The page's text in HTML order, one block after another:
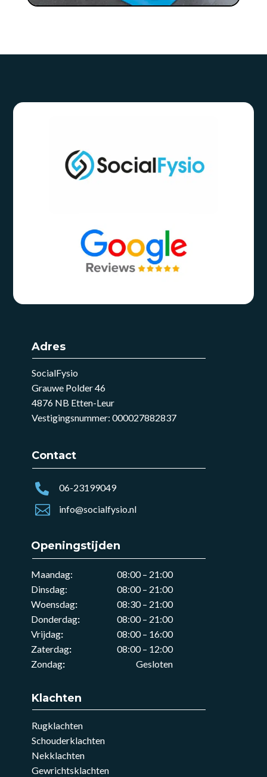
Adres
SocialFysio
Grauwe Polder 46
4876 NB Etten-Leur
Vestigingsnummer: 000027882837
Contact
 06-23199049
 info@socialfysio.nl
Openingstijden
Maandag:
08:00 – 21:00
Dinsdag:
08:00 – 21:00
Woensdag:
08:30 – 21:00
Donderdag:
08:00 – 21:00
Vrijdag:
08:00 – 16:00
Zaterdag:
08:00 – 12:00
Zondag: Gesloten
Klachten
Rugklachten
Schouderklachten
Nekklachten
Gewrichtsklachten